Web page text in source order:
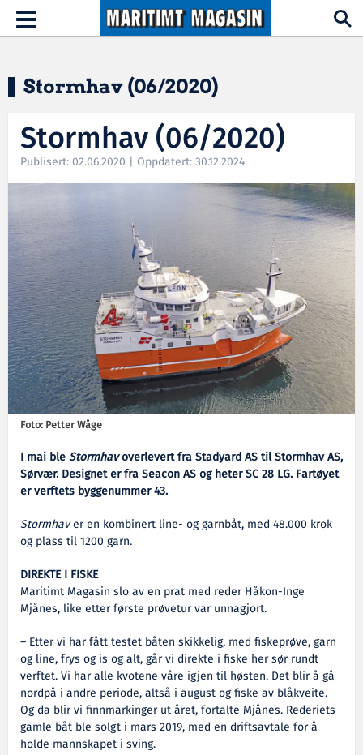
Hopp til hovedinnhold
Toggle
navigation
Stormhav (06/2020)
Stormhav (06/2020)
Publisert: 02.06.2020 | Oppdatert: 30.12.2024
Foto: Petter Wåge
I mai bleStormhavoverlevert fra Stadyard AS til Stormhav AS,
Sørvær. Designet er fra Seacon AS og heter SC 28 LG. Fartøyet
er verftets byggenummer 43.
Stormhaver en kombinert line- og garnbåt, med 48.000 krok
og plass til 1200 garn.
DIREKTE I FISKE
Maritimt Magasin slo av en prat med reder Håkon-Inge
Mjånes, like etter første prøvetur var unnagjort.
– Etter vi har fått testet båten skikkelig, med fiskeprøve, garn
og line, frys og is og alt, går vi direkte i fiske her sør rundt
verftet. Vi har alle kvotene våre igjen til høsten. Det blir å gå
nordpå i andre periode, altså i august og fiske av blåkveite.
Og da blir vi finnmarkinger ut året, fortalte Mjånes. Rederiets
gamle båt ble solgt i mars 2019, med en driftsavtale for å
holde mannskapet i sving.